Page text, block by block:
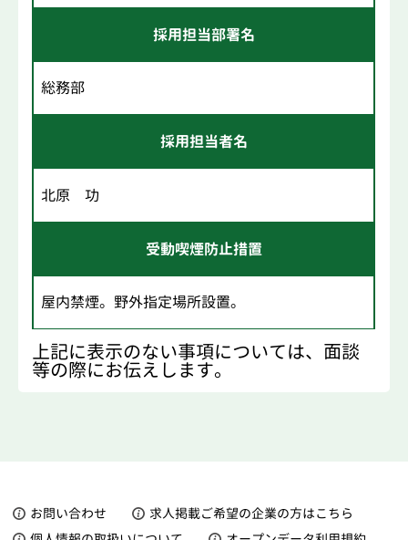
採用担当部署名
総務部
採用担当者名
北原 功
受動喫煙防止措置
屋内禁煙。野外指定場所設置。
上記に表示のない事項については、面談
等の際にお伝えします。
お問い合わせ
求人掲載ご希望の企業の方はこちら